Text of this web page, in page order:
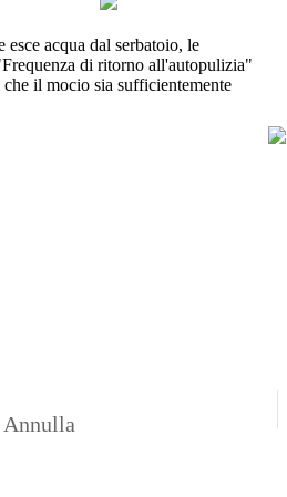
acqua dal serbatoio, le
di ritorno all'autopulizia"
il mocio sia sufficientemente
Annulla